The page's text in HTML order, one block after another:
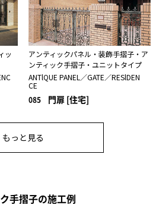
ッ
アンティックパネル・装飾手摺子・ア
ンティック手摺子・ユニットタイプ
ANTlQUE PANEL／GATE／RESlDEN
CE
085 門扉 [住宅]
もっと見る
手摺子の施工例